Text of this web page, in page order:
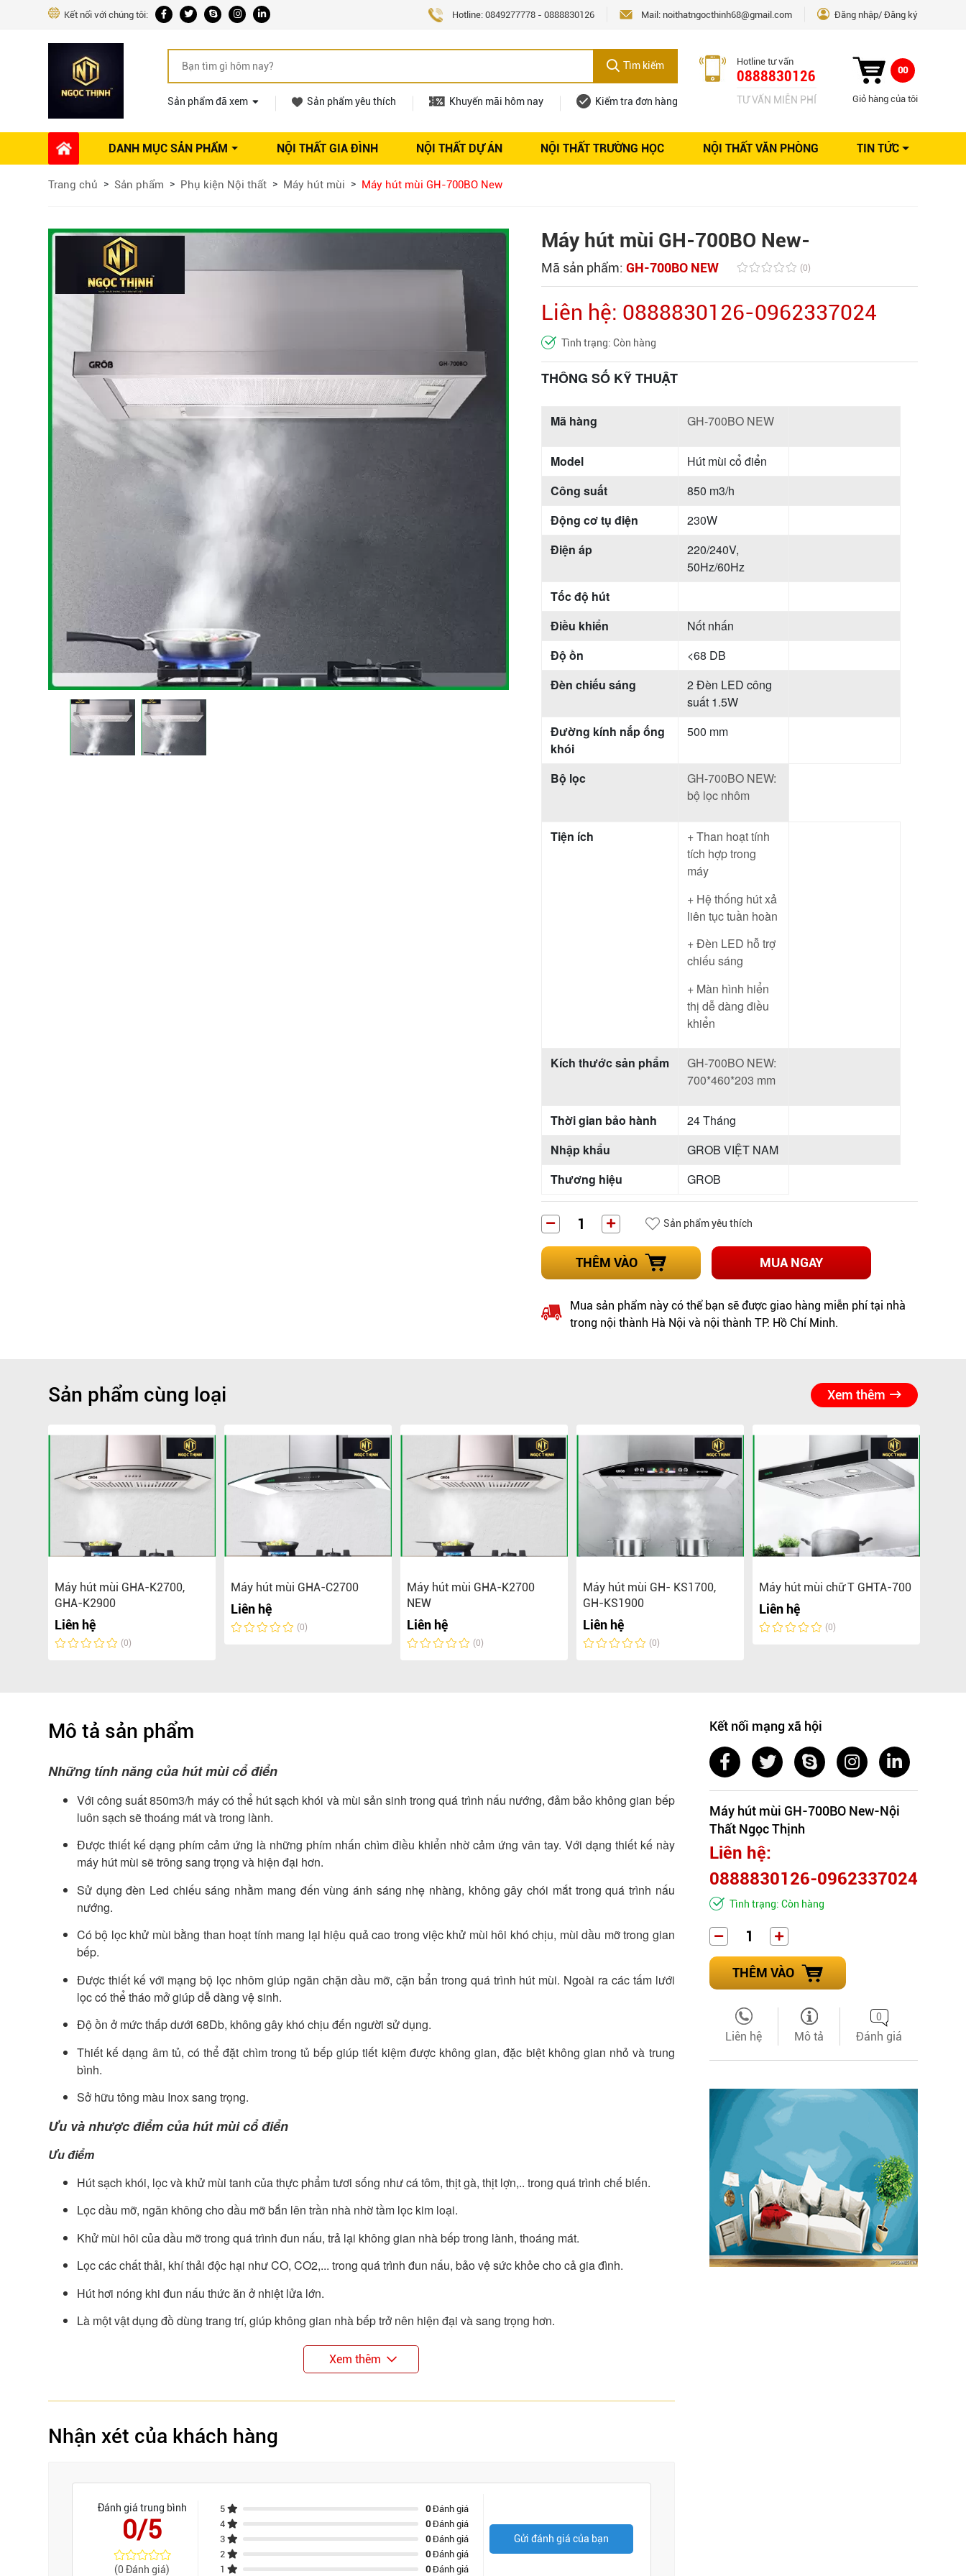
Kết nối với chúng tôi: Hotline: 0849277778 - 0888830126 Mail: noithatngocthinh68@gmail.com Đăng nhập Đăng ký
Tìm kiếm
Sản phẩm đã xem Sản phẩm yêu thích Khuyến mãi hôm nay Kiểm tra đơn hàng
Hotline tư vấn
0888830126
TƯ VẤN MIỄN PHÍ
00
Giỏ hàng của tôi
DANH MỤC SẢN PHẨM
Phụ kiện Nội thất
Ổ khóa tủ
Máy hút mùi
Vòi rửa nhà bếp
Phụ kiện tủ áo
Phụ kiện tủ bếp trên
Thùng đựng gạo
Bếp từ-Bếp hồng ngoại
Chậu rửa bát
Ray trượt – bản lề – tay nắm cửa
Phụ kiện tủ bếp dưới
Giá để bát đĩa đa năng
Giá để dao thớt
Kệ để chất tẩy rửa
Kệ gia vị
NỘI THẤT GIA ĐÌNH NỘI THẤT DỰ ÁN NỘI THẤT TRƯỜNG HỌC NỘI THẤT VĂN PHÒNG TIN TỨC
Dự án thi công
Giải pháp thiết kế
Trang chủ Sản phẩm Phụ kiện Nội thất Máy hút mùi Máy hút mùi GH-700BO New
Máy hút mùi GH-700BO New-
Mã sản phẩm:GH-700BO NEW (0)
Liên hệ: 0888830126-0962337024
Tình trạng: Còn hàng
THÔNG SỐ KỸ THUẬT
Mã hàng GH-700BO NEW
Model
Hút mùi cổ điển
Công suất
850 m3/h
Động cơ tụ điện
230W
Điện áp
220/240V,
50Hz/60Hz
Tốc độ hút
Điều khiển
Nốt nhấn
Độ ồn
<68 DB
Đèn chiếu sáng
2 Đèn LED công
suất 1.5W
Đường kính nắp ống
khói
500 mm
Bộ lọc
GH-700BO NEW:
bộ lọc nhôm
Tiện ích
+ Than hoạt tính
tích hợp trong
máy
+ Hệ thống hút xả
liên tục tuần hoàn
+ Đèn LED hỗ trợ
chiếu sáng
+ Màn hình hiển
thị dễ dàng điều
khiển
Kích thước sản phẩm
GH-700BO NEW:
700*460*203 mm
Thời gian bảo hành
24 Tháng
Nhập khẩu
GROB VIỆT NAM
Thương hiệu
GROB
Sản phẩm yêu thích
THÊM VÀO MUA NGAY
Mua sản phẩm này có thể bạn sẽ được giao hàng miễn phí tại nhà
trong nội thành Hà Nội và nội thành TP. Hồ Chí Minh.
Sản phẩm cùng loại Xem thêm
Máy hút mùi GHA-K2700,
GHA-K2900
Liên hệ
(0)
Máy hút mùi GHA-C2700
Liên hệ
(0)
Máy hút mùi GHA-K2700
NEW
Liên hệ
(0)
Máy hút mùi GH- KS1700,
GH-KS1900
Liên hệ
(0)
Máy hút mùi chữ T GHTA-700
Liên hệ
(0)
Mô tả sản phẩm
Những tính năng của hút mùi cổ điển
Với công suất 850m3/h máy có thể hút sạch khói và mùi sản sinh trong quá trình nấu nướng, đảm bảo không gian bếp
luôn sạch sẽ thoáng mát và trong lành.
Được thiết kế dạng phím cảm ứng là những phím nhấn chìm điều khiển nhờ cảm ứng vân tay. Với dạng thiết kế này
máy hút mùi sẽ trông sang trọng và hiện đại hơn.
Sử dụng đèn Led chiếu sáng nhằm mang đến vùng ánh sáng nhẹ nhàng, không gây chói mắt trong quá trình nấu
nướng.
Có bộ lọc khử mùi bằng than hoạt tính mang lại hiệu quả cao trong việc khử mùi hôi khó chịu, mùi dầu mỡ trong gian
bếp.
Được thiết kế với mạng bộ lọc nhôm giúp ngăn chặn dầu mỡ, cặn bẩn trong quá trình hút mùi. Ngoài ra các tấm lưới
lọc có thể tháo mở giúp dễ dàng vệ sinh.
Độ ồn ở mức thấp dưới 68Db, không gây khó chịu đến người sử dụng.
Thiết kế dạng âm tủ, có thể đặt chìm trong tủ bếp giúp tiết kiệm được không gian, đặc biệt không gian nhỏ và trung
bình.
Sở hữu tông màu Inox sang trọng.
Ưu và nhược điểm của hút mùi cổ điển
Ưu điểm
Hút sạch khói, lọc và khử mùi tanh của thực phẩm tươi sống như cá tôm, thịt gà, thịt lợn,.. trong quá trình chế biến.
Lọc dầu mỡ, ngăn không cho dầu mỡ bắn lên trần nhà nhờ tầm lọc kim loại.
Khử mùi hôi của dầu mỡ trong quá trình đun nấu, trả lại không gian nhà bếp trong lành, thoáng mát.
Lọc các chất thải, khí thải độc hại như CO, CO2,... trong quá trình đun nấu, bảo vệ sức khỏe cho cả gia đình.
Hút hơi nóng khi đun nấu thức ăn ở nhiệt lửa lớn.
Là một vật dụng đồ dùng trang trí, giúp không gian nhà bếp trở nên hiện đại và sang trọng hơn.
Giá thành rẻ hơn so với các loại máy hút thông thường.
Hiệu suất hút mùi: thiết bị thường xuyên hút khói bếp, dầu mỡ. Vì vậy, nếu không được bảo dưỡng đúng cách máy sẽ
Bỏ hẳn một khoang tủ bếp nếu làm tủ.
Xem thêm
Nhận xét của khách hàng
Đánh giá trung bình
0/5
(0 Đánh giá)
5 0Đánh giá
4
0Đánh giá
3
0Đánh giá
2
0Đánh giá
1
0Đánh giá
Gửi đánh giá của bạn
Kết nối mạng xã hội
Máy hút mùi GH-700BO New-Nội
Thất Ngọc Thịnh
Liên hệ:
0888830126-0962337024
Tình trạng: Còn hàng
THÊM VÀO
Liên hệ Mô tả
0
Đánh giá